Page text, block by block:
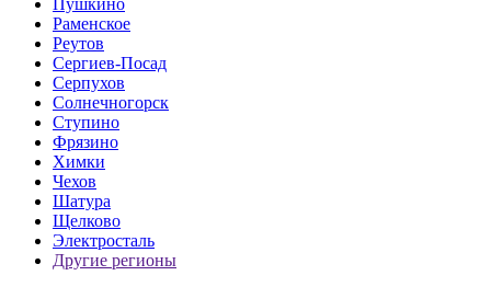
Пушкино
Раменское
Реутов
Сергиев-Посад
Серпухов
Солнечногорск
Ступино
Фрязино
Химки
Чехов
Шатура
Щелково
Электросталь
Другие регионы